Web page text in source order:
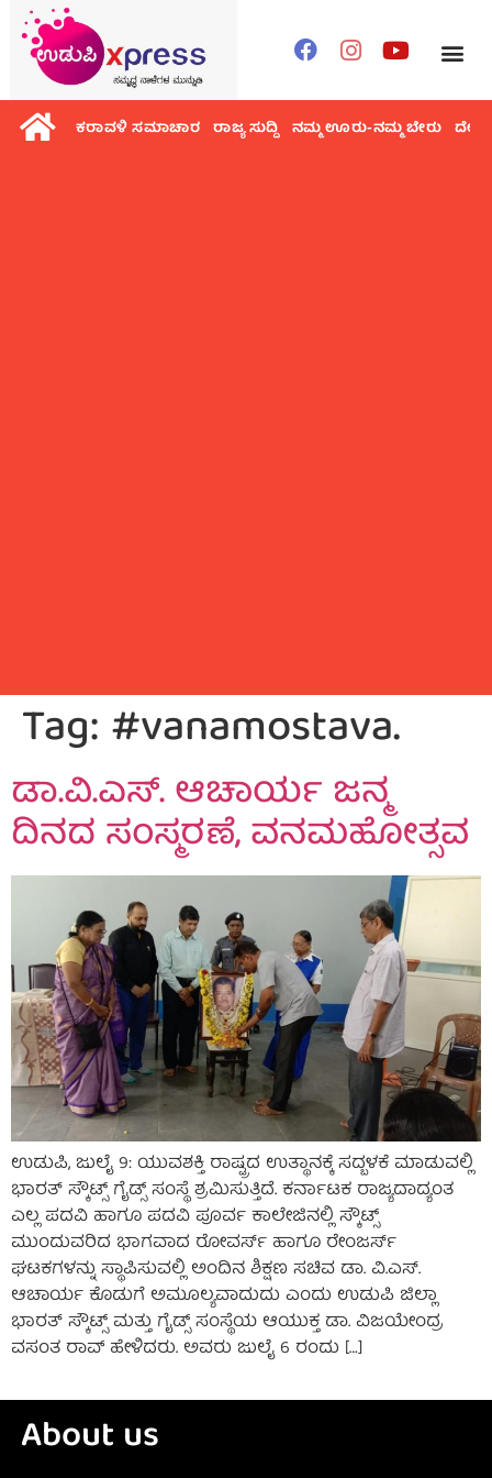
ಕರಾವಳಿ ಸಮಾಚಾರ ರಾಜ್ಯ ಸುದ್ದಿ ನಮ್ಮ ಊರು-ನಮ್ಮ ಬೇರು ದೇಶ
Tag:#vanamostava.
ಡಾ.ವಿ.ಎಸ್. ಆಚಾರ್ಯ ಜನ್ಮ
ದಿನದ ಸಂಸ್ಮರಣೆ, ವನಮಹೋತ್ಸವ
ಉಡುಪಿ, ಜುಲೈ 9: ಯುವಶಕ್ತಿ ರಾಷ್ಟ್ರದ ಉತ್ಥಾನಕ್ಕೆ ಸದ್ಬಳಕೆ ಮಾಡುವಲ್ಲಿ
ಭಾರತ್ ಸ್ಕೌಟ್ಸ್ ಗೈಡ್ಸ್ ಸಂಸ್ಥೆ ಶ್ರಮಿಸುತ್ತಿದೆ. ಕರ್ನಾಟಕ ರಾಜ್ಯದಾದ್ಯಂತ
ಎಲ್ಲ ಪದವಿ ಹಾಗೂ ಪದವಿ ಪೂರ್ವ ಕಾಲೇಜಿನಲ್ಲಿ ಸ್ಕೌಟ್ಸ್
ಮುಂದುವರಿದ ಭಾಗವಾದ ರೋವರ್ಸ್ ಹಾಗೂ ರೇಂಜರ್ಸ್
ಘಟಕಗಳನ್ನು ಸ್ಥಾಪಿಸುವಲ್ಲಿ ಅಂದಿನ ಶಿಕ್ಷಣ ಸಚಿವ ಡಾ. ವಿ.ಎಸ್.
ಆಚಾರ್ಯ ಕೊಡುಗೆ ಅಮೂಲ್ಯವಾದುದು ಎಂದು ಉಡುಪಿ ಜಿಲ್ಲಾ
ಭಾರತ್ ಸ್ಕೌಟ್ಸ್ ಮತ್ತು ಗೈಡ್ಸ್ ಸಂಸ್ಥೆಯ ಆಯುಕ್ತ ಡಾ. ವಿಜಯೇಂದ್ರ
ವಸಂತ ರಾವ್ ಹೇಳಿದರು. ಅವರು ಜುಲೈ 6 ರಂದು […]
About us